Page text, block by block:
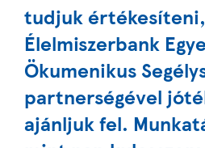
tudjuk értékesíteni,
Élelmiszerbank
Ökumenikus
partnerségével
ajánljuk fel.